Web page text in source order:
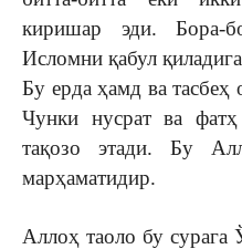
киришар эди. Бора-
Исломни қабул
Бу ерда ҳамд ва
Чунки нусрат ва
тақозо этади. Бу
марҳаматидир.
Аллоҳ таоло бу